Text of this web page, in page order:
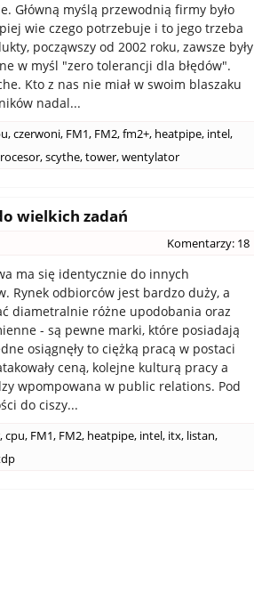
Główną myślą przewodnią firmy było
wie czego potrzebuje i to jego trzeba
począwszy od 2002 roku, zawsze były
w myśl "zero tolerancji dla błędów".
Kto z nas nie miał w swoim blaszaku
nadal...
,czerwoni, FM1, FM2,fm2+, heatpipe, intel,
,scythe,tower,wentylator
wielkich zadań
Komentarzy: 18
ma się identycznie do innych
Rynek odbiorców jest bardzo duży, a
diametralnie różne upodobania oraz
- są pewne marki, które posiadają
osiągnęły to ciężką pracą w postaci
ceną, kolejne kulturą pracy a
wpompowana w public relations. Pod
do ciszy...
,cpu, FM1, FM2, heatpipe, intel, itx, listan,